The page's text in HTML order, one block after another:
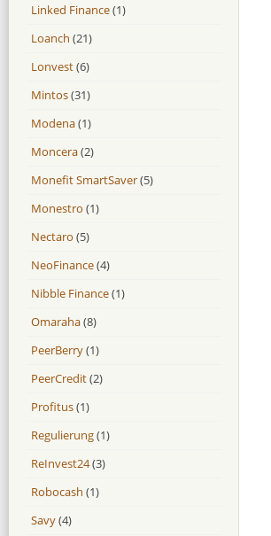
Linked Finance(1)
Loanch (21)
Lonvest(6)
Mintos(31)
Modena(1)
Moncera(2)
Monefit SmartSaver(5)
Monestro (1)
Nectaro (5)
NeoFinance(4)
Nibble Finance(1)
Omaraha(8)
PeerBerry(1)
PeerCredit(2)
Profitus(1)
Regulierung(1)
ReInvest24(3)
Robocash (1)
Savy(4)